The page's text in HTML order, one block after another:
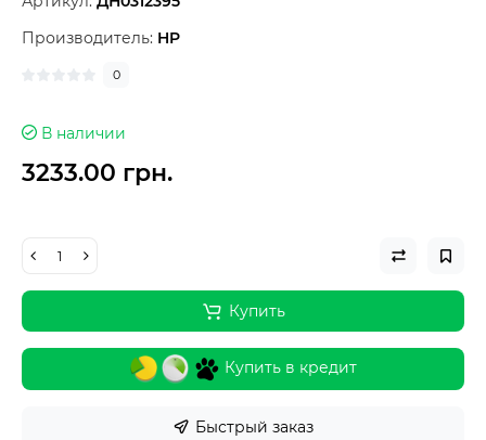
Производитель: HP
0
В наличии
3233.00 грн.
Купить
Купить в кредит
Быстрый заказ